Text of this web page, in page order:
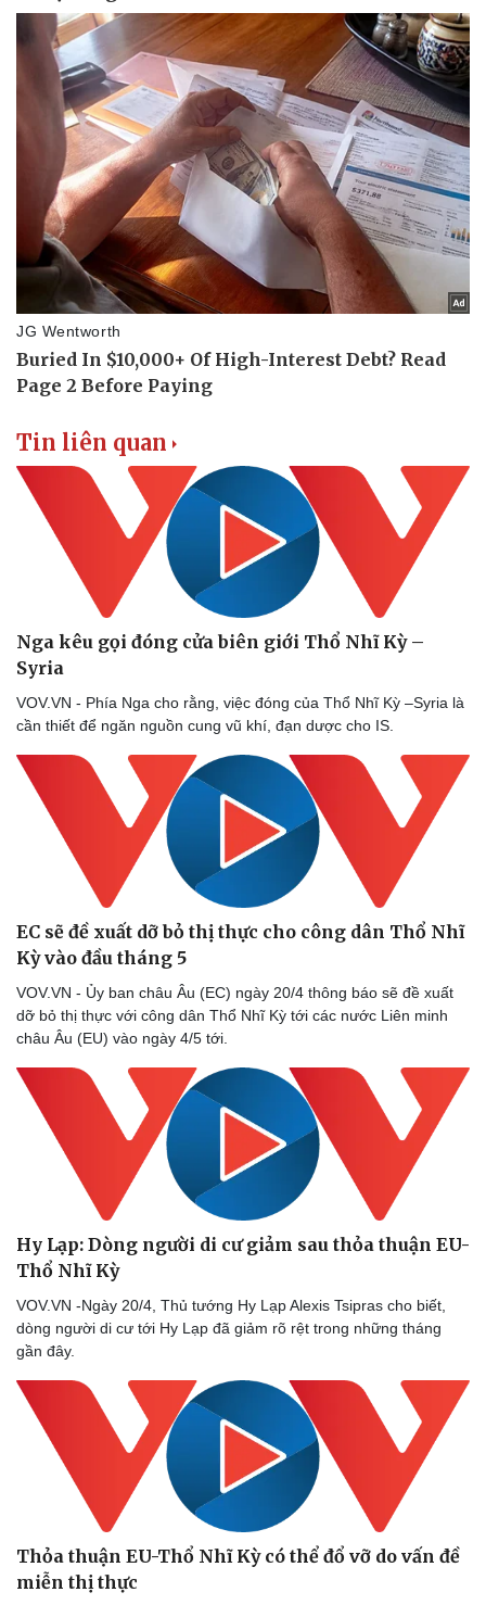
Thể thao
Lịch thi đấu bóng đá
Thế giới thể thao
eSports
Ô tô - Xe máy
Ô tô
Xe máy
Tư vấn
Tin liên quan
Nga kêu gọi đóng cửa biên giới Thổ Nhĩ Kỳ –
Syria
VOV.VN - Phía Nga cho rằng, việc đóng của Thổ Nhĩ Kỳ –Syria là
cần thiết để ngăn nguồn cung vũ khí, đạn dược cho IS.
EC sẽ đề xuất dỡ bỏ thị thực cho công dân Thổ Nhĩ
Kỳ vào đầu tháng 5
VOV.VN - Ủy ban châu Âu (EC) ngày 20/4 thông báo sẽ đề xuất
dỡ bỏ thị thực với công dân Thổ Nhĩ Kỳ tới các nước Liên minh
châu Âu (EU) vào ngày 4/5 tới.
Hy Lạp: Dòng người di cư giảm sau thỏa thuận EU-
Thổ Nhĩ Kỳ
VOV.VN -Ngày 20/4, Thủ tướng Hy Lạp Alexis Tsipras cho biết,
dòng người di cư tới Hy Lạp đã giảm rõ rệt trong những tháng
gần đây.
Thỏa thuận EU-Thổ Nhĩ Kỳ có thể đổ vỡ do vấn đề
miễn thị thực